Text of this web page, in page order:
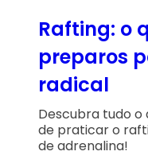
Rafting: o
preparos
radical
Descubra tudo
de praticar o
de adrenalina!